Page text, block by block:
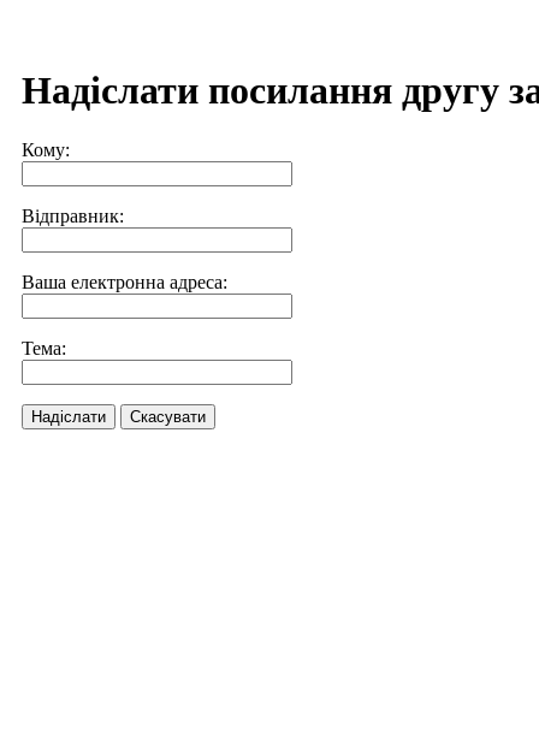
Надіслати посилання другу
Кому:
Відправник:
Ваша електронна адреса:
Тема:
Надіслати Скасувати